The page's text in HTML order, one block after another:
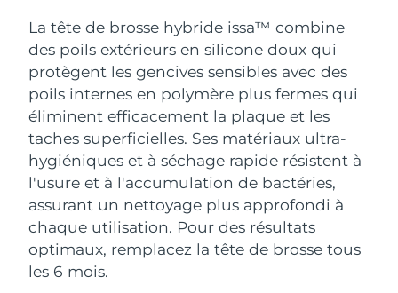
La tête de brosse hybride issa™ combine
des poils extérieurs en silicone doux qui
protègent les gencives sensibles avec des
poils internes en polymère plus fermes qui
éliminent efficacement la plaque et les
taches superficielles. Ses matériaux ultra-
hygiéniques et à séchage rapide résistent à
l'usure et à l'accumulation de bactéries,
assurant un nettoyage plus approfondi à
chaque utilisation. Pour des résultats
optimaux, remplacez la tête de brosse tous
les 6 mois.